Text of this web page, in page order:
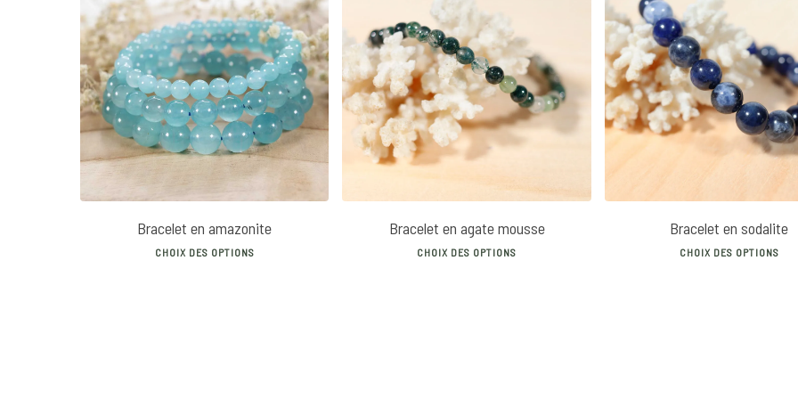
16€ 42€
Bracelet en amazonite
CHOIX DES OPTIONSThis
14€ 20€
Bracelet en agate mousse
CHOIX DES OPTIONS
14€ 16€
Bracelet en sodalite
CHOIX DES OPTIONSThis